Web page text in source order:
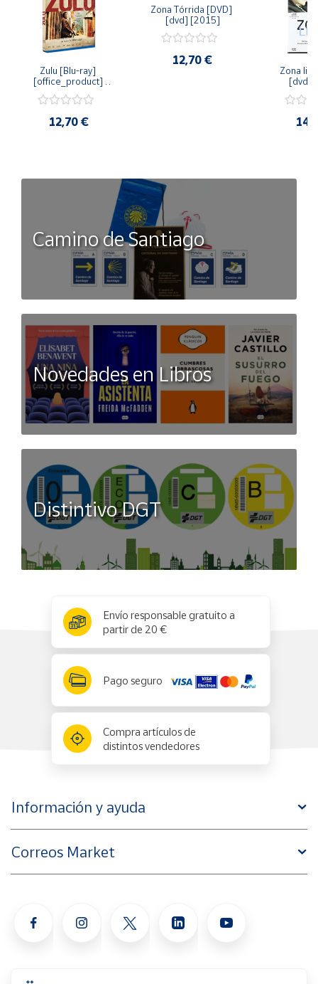
Zulu [Blu-ray]
[office_product]
12,70 €
Zona Tórrida [DVD]
[dvd] [2015]
12,70 €
Zona
[dvd]
Camino de Santiago
Novedades en Libros
Distintivo DGT
Envío responsable gratuito a
partir de 20 €
Pago seguro
Compra artículos de
distintos vendedores
Información y ayuda
Correos Market